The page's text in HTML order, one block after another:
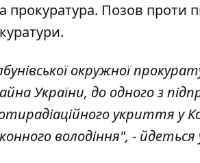
прокуратура. Позов проти
окружної
України, до одного з
укриття у
володіння", - йдеться